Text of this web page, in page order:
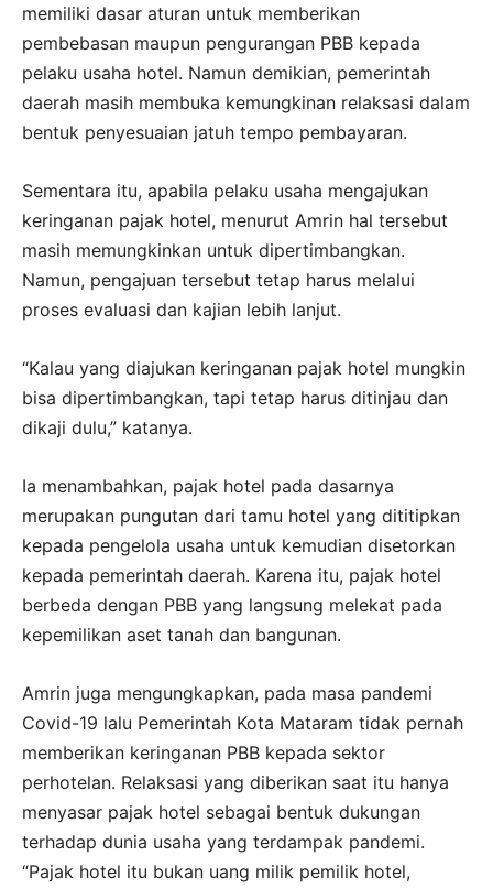
memiliki dasar aturan untuk memberikan
pembebasan maupun pengurangan PBB kepada
pelaku usaha hotel. Namun demikian, pemerintah
daerah masih membuka kemungkinan relaksasi dalam
bentuk penyesuaian jatuh tempo pembayaran.
Sementara itu, apabila pelaku usaha mengajukan
keringanan pajak hotel, menurut Amrin hal tersebut
masih memungkinkan untuk dipertimbangkan.
Namun, pengajuan tersebut tetap harus melalui
proses evaluasi dan kajian lebih lanjut.
“Kalau yang diajukan keringanan pajak hotel mungkin
bisa dipertimbangkan, tapi tetap harus ditinjau dan
dikaji dulu,” katanya.
Ia menambahkan, pajak hotel pada dasarnya
merupakan pungutan dari tamu hotel yang dititipkan
kepada pengelola usaha untuk kemudian disetorkan
kepada pemerintah daerah. Karena itu, pajak hotel
berbeda dengan PBB yang langsung melekat pada
kepemilikan aset tanah dan bangunan.
Amrin juga mengungkapkan, pada masa pandemi
Covid-19 lalu Pemerintah Kota Mataram tidak pernah
memberikan keringanan PBB kepada sektor
perhotelan. Relaksasi yang diberikan saat itu hanya
menyasar pajak hotel sebagai bentuk dukungan
terhadap dunia usaha yang terdampak pandemi.
“Pajak hotel itu bukan uang milik pemilik hotel,